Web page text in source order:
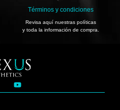
Términos y condiciones
Revisa aquí nuestras políticas
y toda la información de compra.